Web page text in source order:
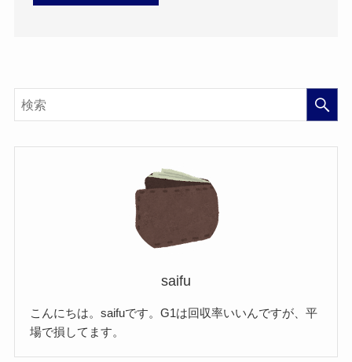
saifu
こんにちは。saifuです。G1は回収率いいんですが、平
場で損してます。